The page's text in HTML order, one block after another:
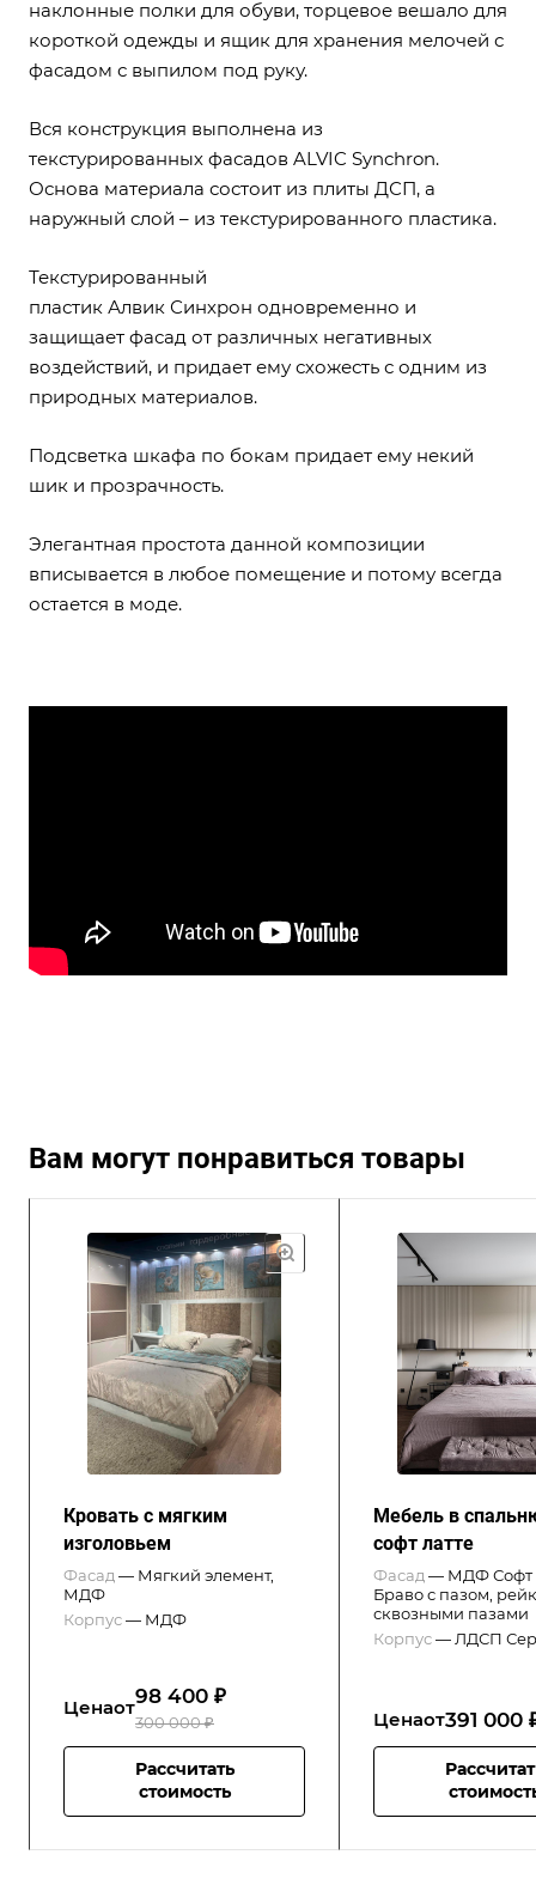
наклонные полки для обуви, торцевое вешало для
короткой одежды и ящик для хранения мелочей с
фасадом с выпилом под руку.
Вся конструкция выполнена из
текстурированных фасадов ALVIC Synchron.
Основа материала состоит из плиты ДСП, а
наружный слой – из текстурированного пластика.
Текстурированный
пластик Алвик Синхрон одновременно и
защищает фасад от различных негативных
воздействий, и придает ему схожесть с одним из
природных материалов.
Подсветка шкафа по бокам придает ему некий
шик и прозрачность.
Элегантная простота данной композиции
вписывается в любое помещение и потому всегда
остается в моде.
Вам могут понравиться товары
Кровать с мягким
изголовьем
Фасад — Мягкий элемент,
МДФ
Корпус— МДФ
Ценаот98 400 ₽
300 000 ₽
Рассчитать
стоимость
Мебель в
софт латте
Фасад — МДФ Софт
Браво с пазом,
сквозными пазами
Корпус— ЛДСП
Ценаот391 000